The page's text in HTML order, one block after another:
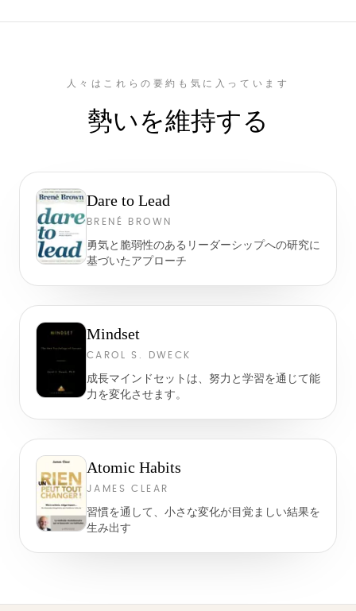
人々はこれらの要約も気に入っています
勢いを維持する
Dare to Lead
BRENÉ BROWN
勇気と脆弱性のあるリーダーシップへの研究に
基づいたアプローチ
Mindset
CAROL S. DWECK
成長マインドセットは、努力と学習を通じて能
力を変化させます。
Atomic Habits
JAMES CLEAR
習慣を通して、小さな変化が目覚ましい結果を
生み出す